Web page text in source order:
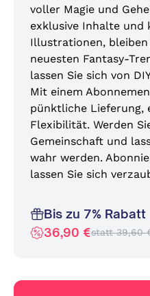
voller Magie und
exklusive Inhalte und
Illustrationen,
neuesten Fantasy-
lassen Sie sich von
Mit einem
pünktliche Lieferung,
Flexibilität. Werden
Gemeinschaft und
wahr werden.
lassen Sie sich
Bis zu 7% Rabatt
36,90 €statt 39,60